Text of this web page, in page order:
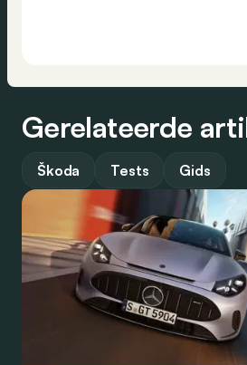
Gerelateerde
Škoda Tests Gids